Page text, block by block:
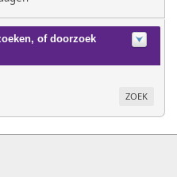
of doorzoek